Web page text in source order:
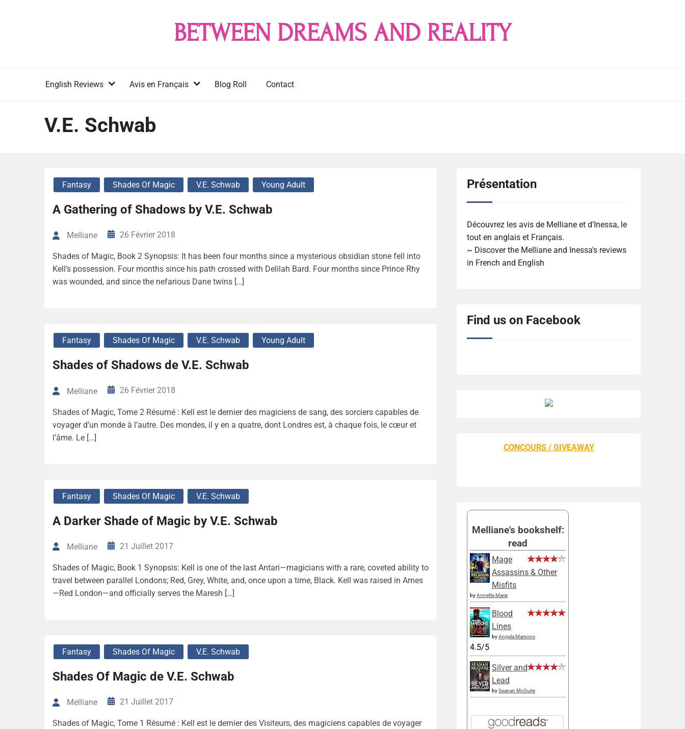
BETWEEN DREAMS AND REALITY
English Reviews Avis en Français Blog Roll Contact
V.E. Schwab
Fantasy Shades Of Magic V.E. Schwab Young Adult
A Gathering of Shadows by V.E. Schwab
Melliane 26 Février 2018
Shades of Magic, Book 2 Synopsis: It has been four months since a mysterious obsidian stone fell into
Kell’s possession. Four months since his path crossed with Delilah Bard. Four months since Prince Rhy
was wounded, and since the nefarious Dane twins […]
Fantasy Shades Of Magic V.E. Schwab Young Adult
Shades of Shadows de V.E. Schwab
Melliane 26 Février 2018
Shades of Magic, Tome 2 Résumé : Kell est le dernier des magiciens de sang, des sorciers capables de
voyager d’un monde à l’autre. Des mondes, il y en a quatre, dont Londres est, à chaque fois, le cœur et
l’âme. Le […]
Fantasy Shades Of Magic V.E. Schwab
A Darker Shade of Magic by V.E. Schwab
Melliane 21 Juillet 2017
Shades of Magic, Book 1 Synopsis: Kell is one of the last Antari—magicians with a rare, coveted ability to
travel between parallel Londons; Red, Grey, White, and, once upon a time, Black. Kell was raised in Arnes
—Red London—and officially serves the Maresh […]
Fantasy Shades Of Magic V.E. Schwab
Shades Of Magic de V.E. Schwab
Melliane 21 Juillet 2017
Shades of Magic, Tome 1 Résumé : Kell est le dernier des Visiteurs, des magiciens capables de voyager
Présentation
Découvrez les avis de Melliane et d'Inessa, le
tout en anglais et Français.
~ Discover the Melliane and Inessa's reviews
in French and English
Find us on Facebook
CONCOURS / GIVEAWAY
Melliane's bookshelf:
read
Mage
Assassins & Other
Misfits
byAnnette Marie
Blood
Lines
byAngela Marsons
4.5/5
Silver and
Lead
bySeanan McGuire